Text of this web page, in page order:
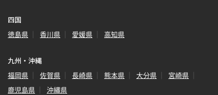
四国
徳島県
香川県 愛媛県 高知県
九州・沖縄
福岡県
佐賀県 長崎県 熊本県 大分県
宮崎県
鹿児島県
沖縄県